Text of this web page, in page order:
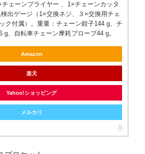
ェーンプライヤー 、1×チェーンカッタ
出ゲージ（1×交換ネジ、３×交換用チェ
ク付属）。重量：チェーン鉗子144 g、チ
g、自転車チェーン摩耗プローブ44 g。
Amazon
楽天
Yahoo!ショッピング
メルカリ